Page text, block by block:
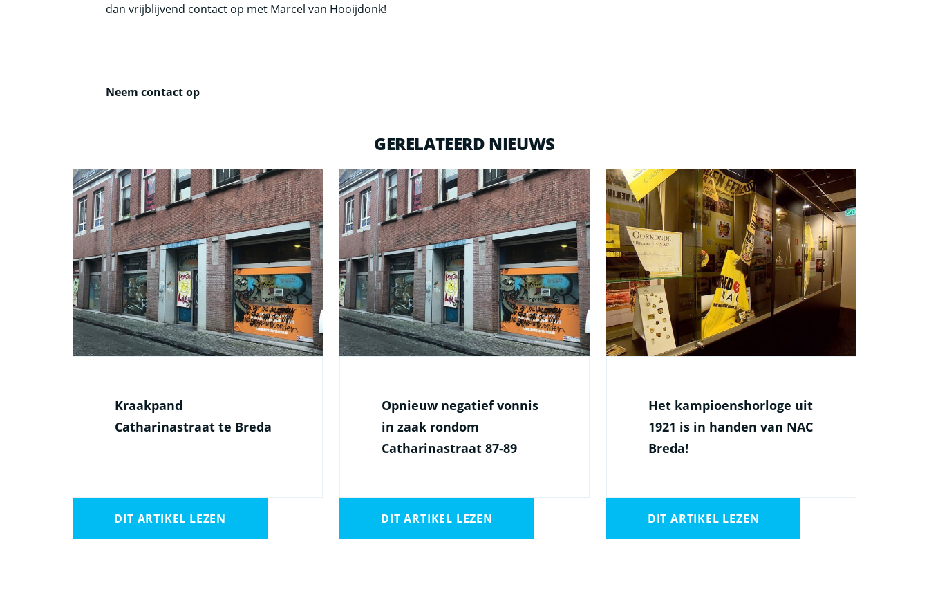
dan vrijblijvend contact op met Marcel van Hooijdonk!
Neem contact op
GERELATEERD NIEUWS
Kraakpand
Catharinastraat te Breda
DIT ARTIKEL LEZEN
Opnieuw negatief vonnis
in zaak rondom
Catharinastraat 87-89
DIT ARTIKEL LEZEN
Het kampioenshorloge uit
1921 is in handen van NAC
Breda!
DIT ARTIKEL LEZEN